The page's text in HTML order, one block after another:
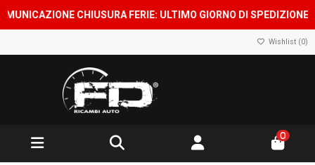
CHIUSURA FERIE: ULTIMO GIORNO DI SPEDIZIONE 7
Wishlist (0)
0